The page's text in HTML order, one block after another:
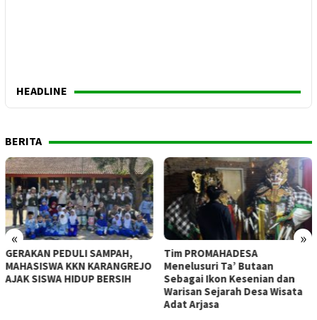
HEADLINE
BERITA
« »
GERAKAN PEDULI SAMPAH,
MAHASISWA KKN KARANGREJO
AJAK SISWA HIDUP BERSIH
Tim PROMAHADESA
Menelusuri Ta’ Butaan
Sebagai Ikon Kesenian dan
Warisan Sejarah Desa Wisata
Adat Arjasa